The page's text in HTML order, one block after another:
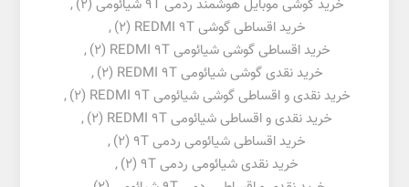
خرید گوشی موبایل هوشمند ردمی 9T شیائومی
(2)
,
خرید اقساطی گوشی REDMI 9T
(2)
,
خرید اقساطی گوشی شیائومی REDMI 9T
(2)
,
خرید نقدی گوشی شیائومی REDMI 9T
(2)
,
خرید نقدی و اقساطی گوشی شیائومی REDMI 9T
(2)
,
خرید نقدی و اقساطی شیائومی REDMI 9T
(2)
,
خرید اقساطی شیائومی ردمی 9T
(2)
,
خرید نقدی شیائومی ردمی 9T
(2)
,